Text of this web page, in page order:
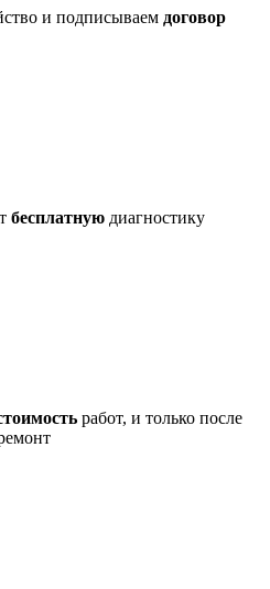
и подписываем договор
бесплатную диагностику
работ, и только после